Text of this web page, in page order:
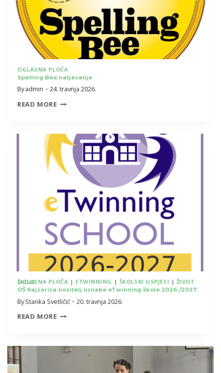
NA
PRVENSTVU
GRADA
ZAGREBA
U
OGLASNA PLOČA
Spelling Bee natjecanje
Byadmin
24. travnja 2026.
READ MORESPELLING
NATJECANJE
OGLASNA PLOČA | ETWINNING | ŠKOLSKI USPJESI |
ŽIVOT ŠKOLE
OŠ Kajzerica nositelj oznake eTwinning škole 2026./2027.
ByStanka Svetličić
20. travnja 2026.
READ MOREOŠ
NOSITELJ